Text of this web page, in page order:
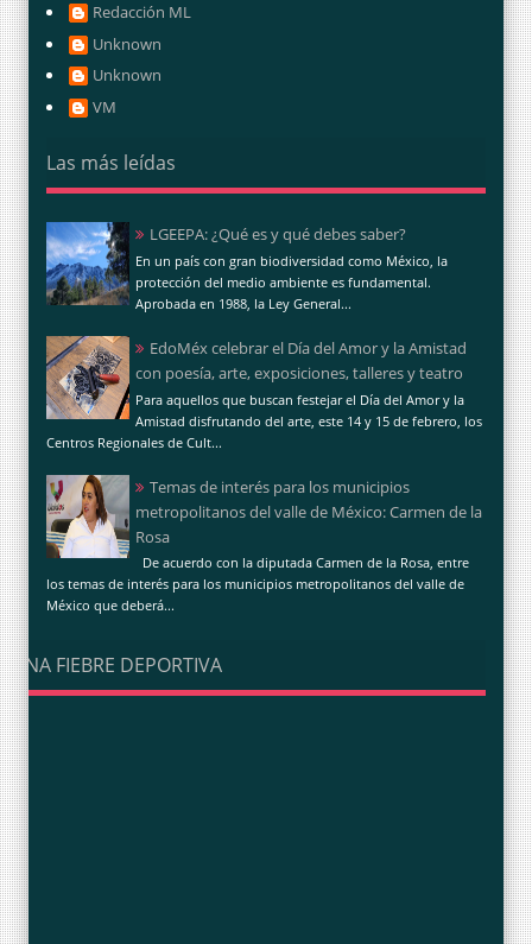
Redacción ML
Unknown
Unknown
VM
Las más leídas
LGEEPA: ¿Qué es y qué debes saber?
En un país con gran biodiversidad como México, la
protección del medio ambiente es fundamental.
Aprobada en 1988, la Ley General...
EdoMéx celebrar el Día del Amor y la Amistad
con poesía, arte, exposiciones, talleres y teatro
Para aquellos que buscan festejar el Día del Amor y la
Amistad disfrutando del arte, este 14 y 15 de febrero, los
Centros Regionales de Cult...
Temas de interés para los municipios
metropolitanos del valle de México: Carmen de la
Rosa
De acuerdo con la diputada Carmen de la Rosa, entre
los temas de interés para los municipios metropolitanos del valle de
México que deberá...
UNA FIEBRE DEPORTIVA